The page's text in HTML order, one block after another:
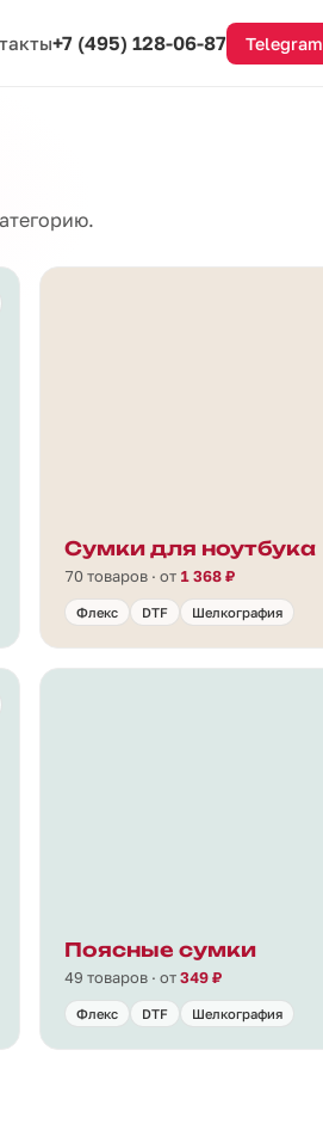
+7 (495) 128-06-87 Telegram
Сумки для ноутбука
70 товаров · от 1 368 ₽
Флекс DTF Шелкография
Поясные сумки
49 товаров · от349 ₽
Флекс DTF Шелкография